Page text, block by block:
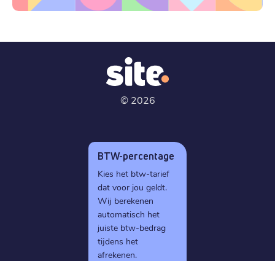
© 2026
BTW-percentage
Kies het btw-tarief
dat voor jou geldt.
Wij berekenen
automatisch het
juiste btw-bedrag
tijdens het
afrekenen.